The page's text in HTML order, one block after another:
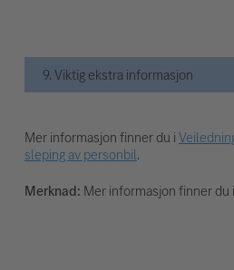
9. Viktig ekstra informasjon
Mer informasjon finner du i
sleping av personbil.
Merknad: Mer informasjon finner du